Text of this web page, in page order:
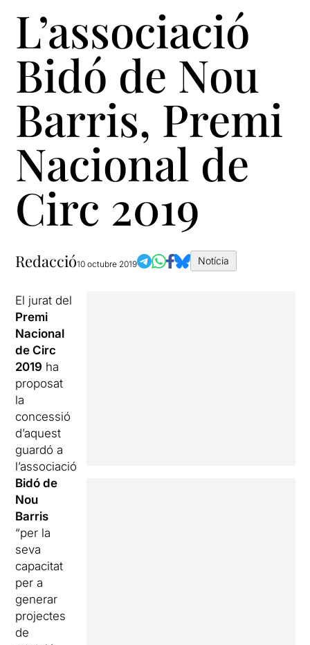
L’associació
Bidó de Nou
Barris, Premi
Nacional de
Circ 2019
Redacció10 octubre 2019 Notícia
El jurat del
Premi
Nacional
de Circ
2019 ha
proposat
la
concessió
d’aquest
guardó a
l’associació
Bidó de
Nou
Barris
“per la
seva
capacitat
per a
generar
projectes
de